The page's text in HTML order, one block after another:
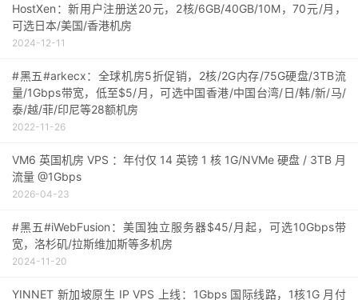
HostXen：新用户注册送20元，2核/6GB/40GB/10M，70元/月，
可选日本/美国/香港机房
2024-12-11
#黑五#arkecx：全球机房5折促销，2核/2G内存/75G硬盘/3TB流
量/1Gbps带宽，低至$5/月，可选中国香港/中国台湾/日/韩/新/马/
泰/越/菲/印尼等28额机房
2022-11-26
VM6 英国机房 VPS ：年付仅 14 英镑 1 核 1G/NVMe 硬盘 / 3TB 月
流量 @1Gbps
2026-04-23
#黑五#iWebFusion：美国独立服务器$45/月起，可选10Gbps带
宽，洛杉矶/拉斯维加斯等多机房
2024-11-20
YINNET 新加坡原生 IP VPS 上线：1Gbps 国际线路，1核1G 月付